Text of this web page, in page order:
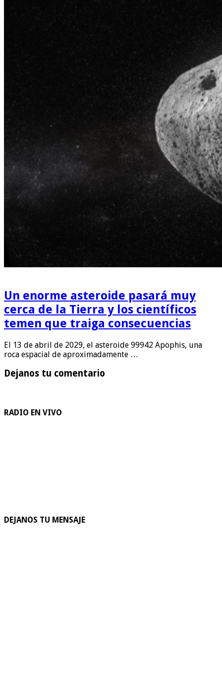
Un enorme asteroide pasará muy
cerca de la Tierra y los científicos
temen que traiga consecuencias
El 13 de abril de 2029, el asteroide 99942 Apophis, una
roca espacial de aproximadamente …
Dejanos tu comentario
RADIO EN VIVO
DEJANOS TU MENSAJE